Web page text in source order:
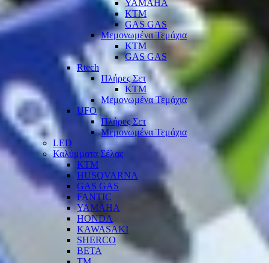
YAMAHA
KTM
GAS GAS
Μεμονωμένα Τεμάχια
KTM
GAS GAS
Rtech
Πλήρες Σετ
KTM
Μεμονωμένα Τεμάχια
UFO
Πλήρες Σετ
Μεμονωμένα Τεμάχια
LED
Καλύμματα Σέλας
KTM
HUSQVARNA
GAS GAS
FANTIC
YAMAHA
HONDA
KAWASAKI
SHERCO
BETA